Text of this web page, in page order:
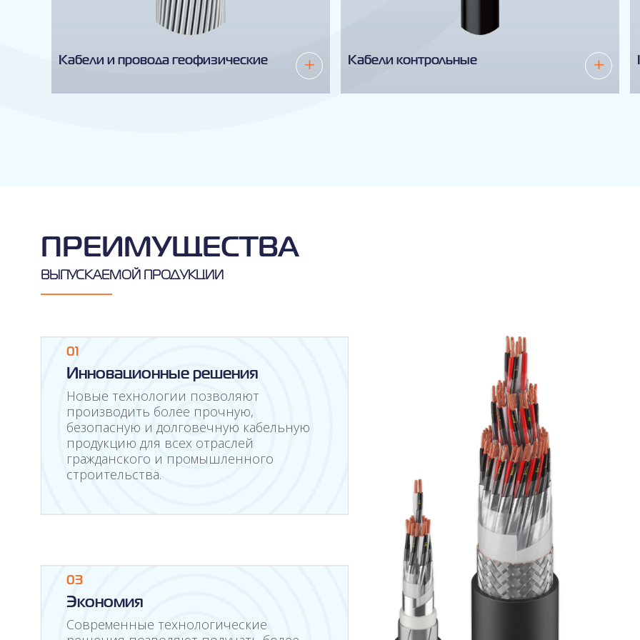
Кабели и провода геофизические + Кабели контрольные +
ПРЕИМУЩЕСТВА
ВЫПУСКАЕМОЙ ПРОДУКЦИИ
01
Инновационные решения
Новые технологии позволяют
производить более прочную,
безопасную и долговечную кабельную
продукцию для всех отраслей
гражданского и промышленного
строительства.
03
Экономия
Современные технологические